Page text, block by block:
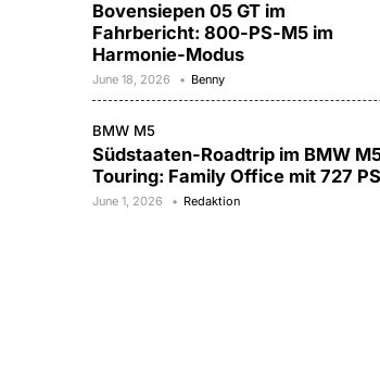
Bovensiepen 05 GT im
Fahrbericht: 800-PS-M5 im
Harmonie-Modus
June 18, 2026 Benny
BMW M5
Südstaaten-Roadtrip im BMW
Touring: Family Office mit 727 PS
June 1, 2026 Redaktion